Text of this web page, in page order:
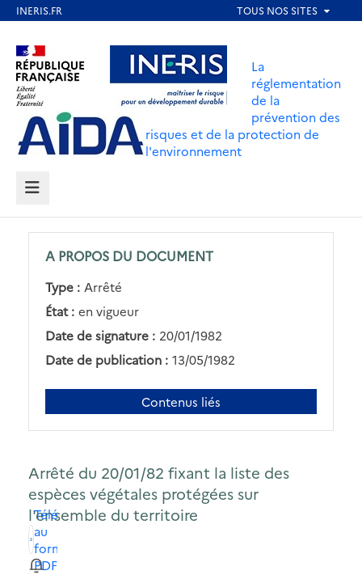
contenu
principal
Aller au contenu Aller au menu
Aller au pied de page
La
réglementation
de la
prévention des
risques et de la protection de
l'environnement
MENU
A PROPOS DU DOCUMENT
Type : Arrêté
État : en vigueur
Date de signature : 20/01/1982
Date de publication : 13/05/1982
Contenus liés
Arrêté du 20/01/82 fixant la liste des
espèces végétales protégées sur
l'ensemble du territoire
Télécharger
au
format
PDF